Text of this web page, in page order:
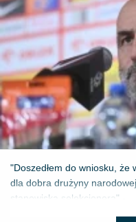
"Doszedłem do wniosku,
dla dobra drużyny
stanowiska selekcjonera" - ...